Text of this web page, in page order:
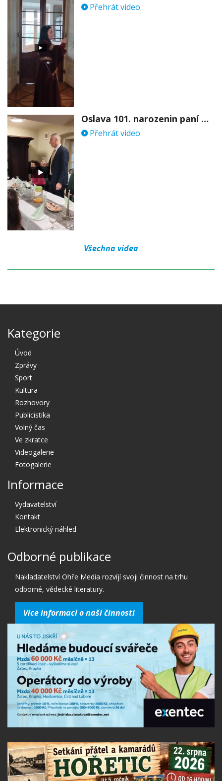
Přehrát video
Oslava 101. narozenin paní Věry Skořepové
Přehrát video
Všechna videa
Kategorie
Úvod
Zprávy
Sport
Kultura
Rozhovory
Publicistika
Volný čas
Ve zkratce
Videogalerie
Fotogalerie
Informace
Vydavatelství
Kontakt
Elektronický náhled
Odborné publikace
Nakladatelství Ohře Media rozvíjí svoji činnost na trhu
odborné, vědecké literatury.
Více informací o naší činnosti